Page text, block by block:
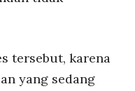
tersebut, karena
yang sedang